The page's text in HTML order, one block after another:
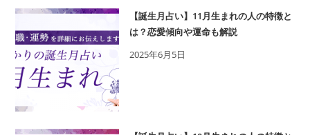
【誕生月占い】11月生まれの人の特徴と
は？恋愛傾向や運命も解説
2025年6月5日